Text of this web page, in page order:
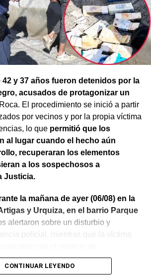
42 y 37 años fueron detenidos por la
acusados de protagonizar un
El procedimiento se inició a partir
por vecinos y por la propia víctima
lo que permitió que los
al lugar cuando el hecho aún
recuperaran los elementos
a los sospechosos a
Justicia.
la mañana de ayer (06/08) en la
y Urquiza, en el barrio Parque
alertaron sobre un disturbio y
policial, mientras que la víctima
informar lo que estaba ocurriendo.
CONTINUAR LEYENDO